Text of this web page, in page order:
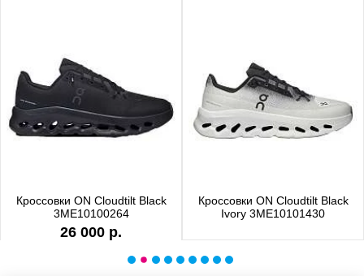
Кроссовки ON Cloudtilt Black
3ME10100264
26 000 р.
Кроссовки ON Cloudtilt Black
Ivory 3ME10101430